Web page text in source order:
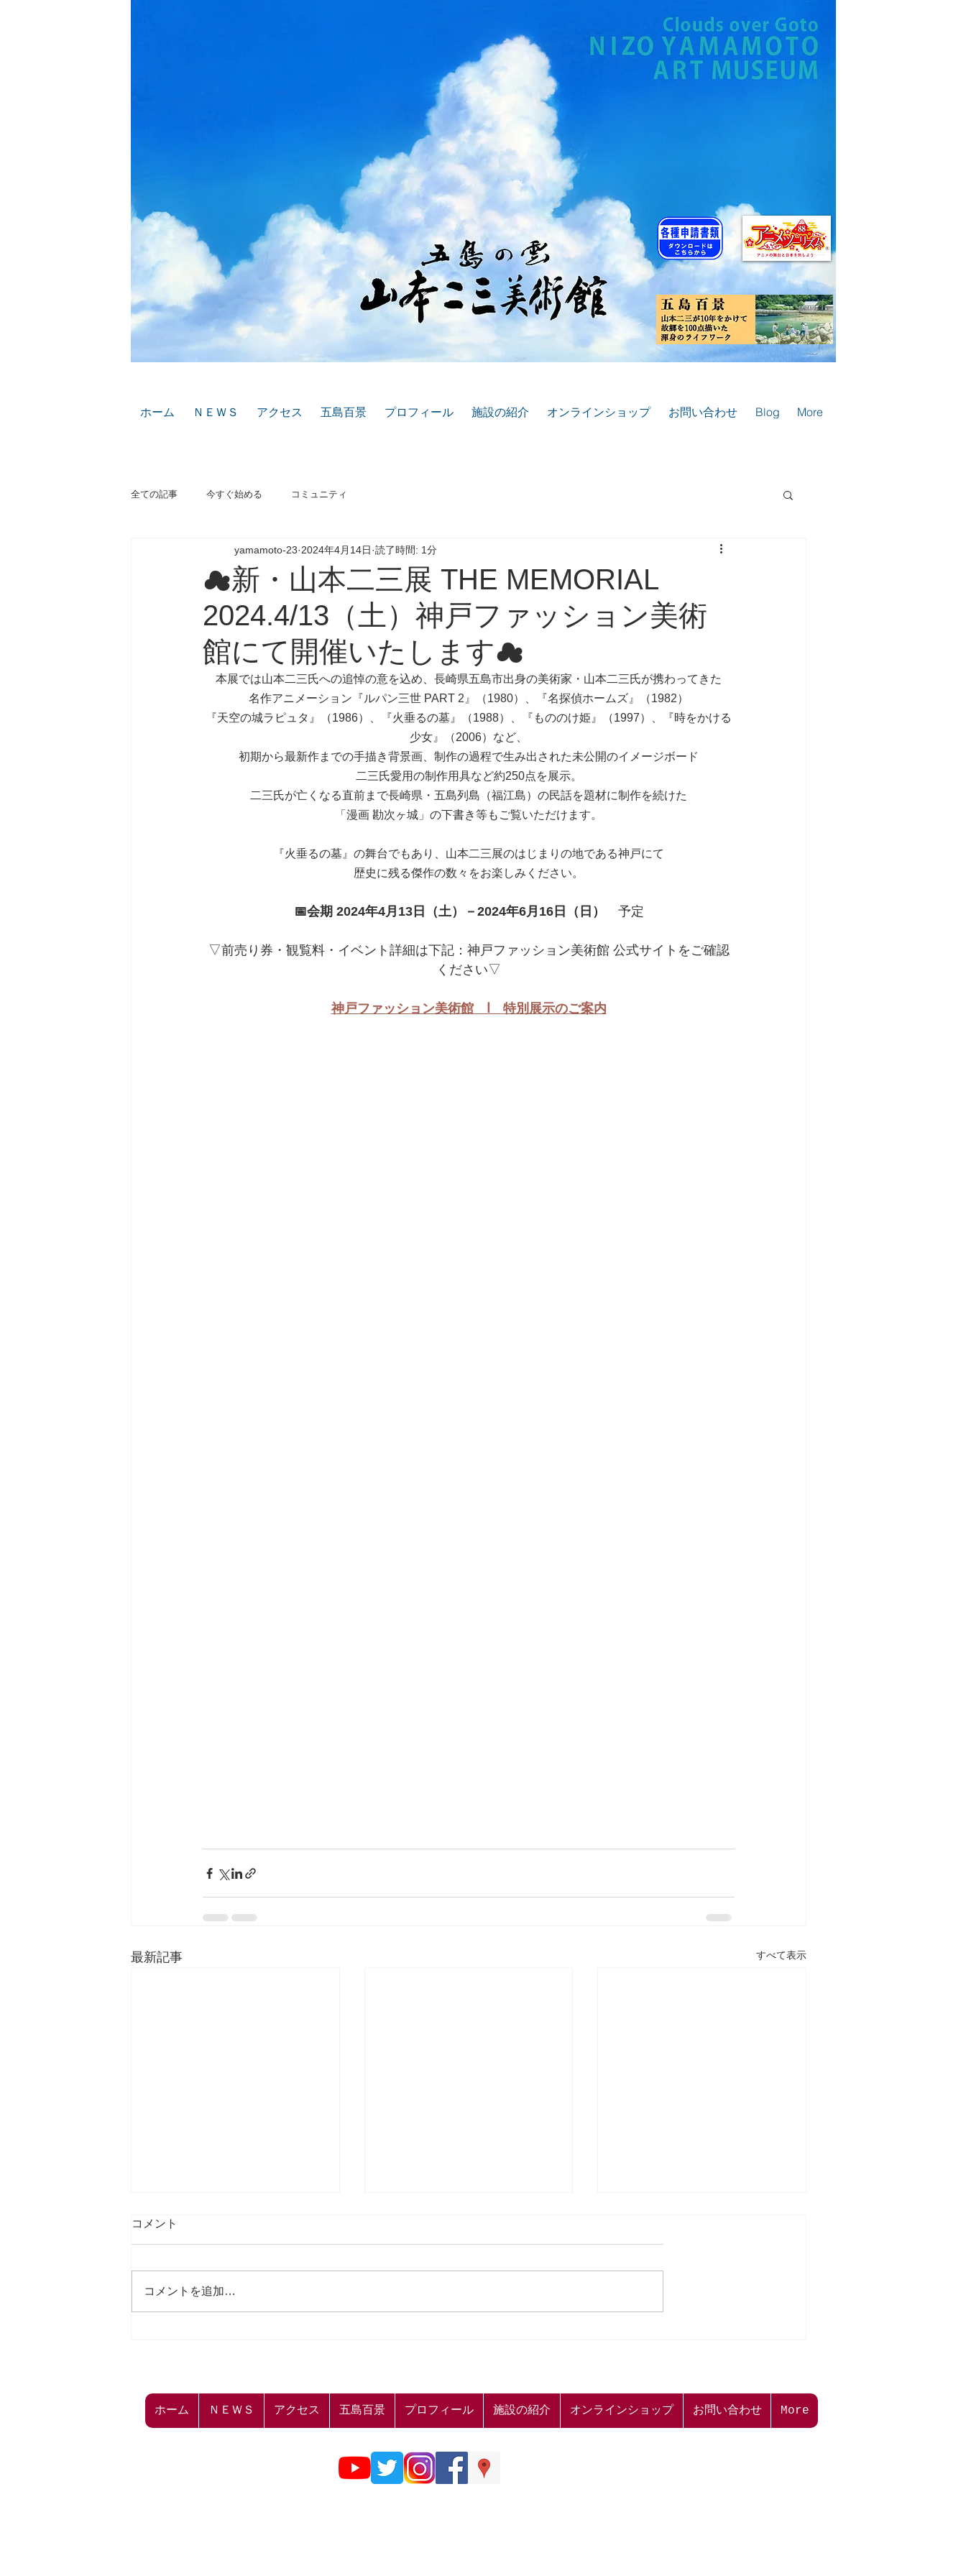
ホーム ＮＥＷＳ アクセス 五島百景 プロフィール 施設の紹介 オンラインショップ お問い合わせ Blog More
全ての記事 今すぐ始める コミュニティ
☁新・山本二三展 THE MEMORIAL
2024.4/13（土）神戸ファッション美術
館にて開催いたします☁
yamamoto-23 2024年4月14日 読了時間: 1分
本展では山本二三氏への追悼の意を込め、長崎県五島市出身の美術家・山本二三氏が携わってきた
名作アニメーション 『ルパン三世 PART 2』（1980）、『名探偵ホームズ』（1982）
『天空の城ラピュタ』（1986）、『火垂るの墓』（1988）、『もののけ姫』（1997）、『時をかける
少女』（2006）など、
初期から最新作までの手描き背景画、制作の過程で生み出された未公開のイメージボード
二三氏愛用の制作用具など約250点を展示。
二三氏が亡くなる直前まで長崎県・五島列島（福江島）の民話を題材に制作を続けた
「漫画 勘次ヶ城」の下書き等もご覧いただけます。
『火垂るの墓』の舞台でもあり、山本二三展のはじまりの地である神戸にて
歴史に残る傑作の数々をお楽しみください。
📅会期 2024年4月13日（土）－2024年6月16日（日） 予定
▽前売り券・観覧料・イベント詳細は下記：神戸ファッション美術館 公式サイトをご確認
ください▽
神戸ファッション美術館　ⅼ　特別展示のご案内
最新記事 すべて表示
コメント
コメントを追加…
ホーム ＮＥＷＳ アクセス 五島百景 プロフィール 施設の紹介 オンラインショップ お問い合わせ More